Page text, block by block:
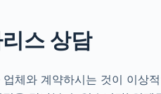
스 상담
체와 계약하시는 것이 이상